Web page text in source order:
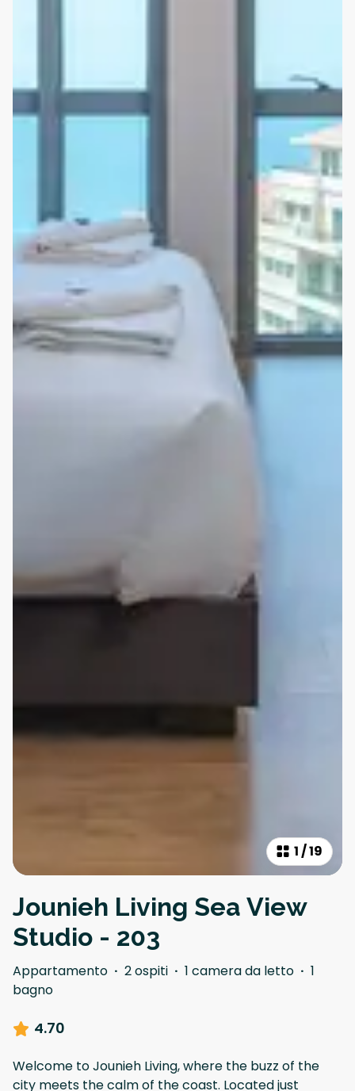
1/19
Jounieh Living Sea View
Studio - 203
Appartamento · 2 ospiti · 1 camera da letto · 1
bagno
4.70
Welcome to Jounieh Living, where the buzz of the
city meets the calm of the coast. Located just